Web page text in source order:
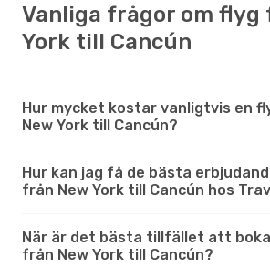
Vanliga frågor om flyg
York till Cancún
Hur mycket kostar vanligtvis en
New York till Cancún?
Hur kan jag få de bästa
från New York till Cancún hos
När är det bästa tillfället att
från New York till Cancún?